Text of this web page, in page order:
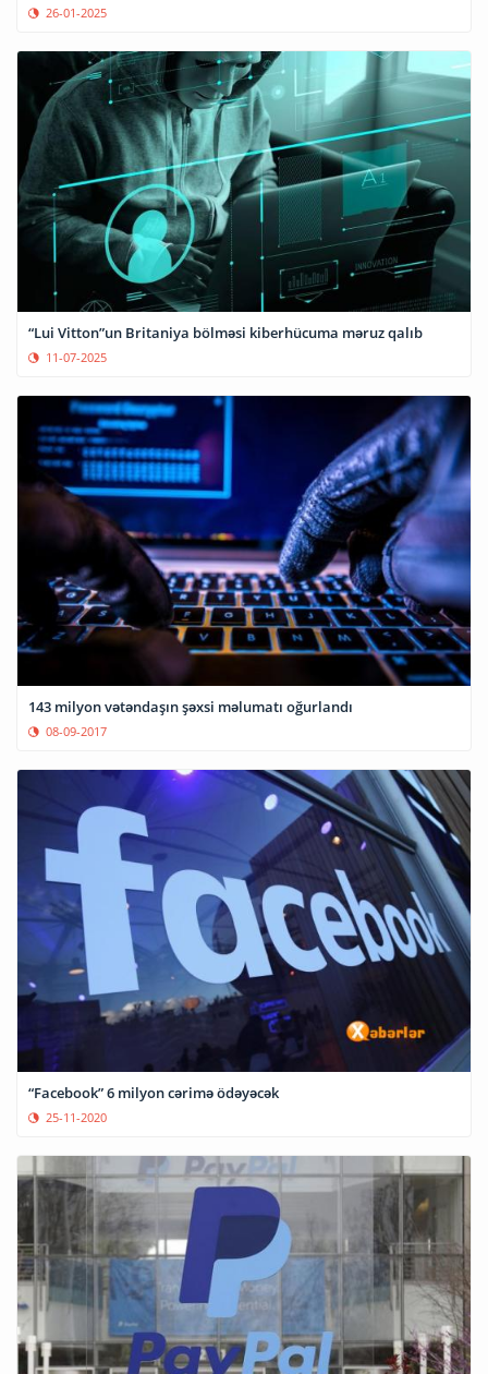
26-01-2025
“Lui Vitton”un Britaniya bölməsi kiberhücuma məruz qalıb
11-07-2025
143 milyon vətəndaşın şəxsi məlumatı oğurlandı
08-09-2017
“Facebook” 6 milyon cərimə ödəyəcək
25-11-2020